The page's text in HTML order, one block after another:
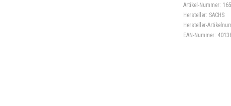
Artikel-Nummer:
Hersteller: SACHS
Hersteller-
EAN-Nummer: